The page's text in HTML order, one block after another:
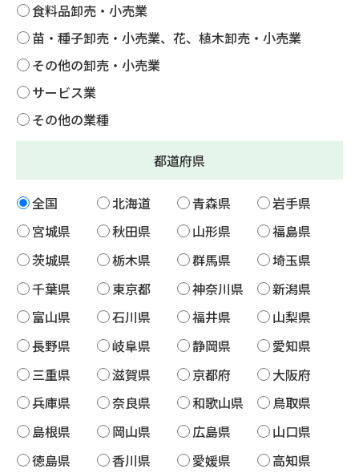
食料品卸売・小売業
苗・種子卸売・小売業、花、植木卸売・小売業
その他の卸売・小売業
サービス業
その他の業種
都道府県
全国 北海道 青森県
岩手県
宮城県
秋田県 山形県
福島県
茨城県
栃木県 群馬県
埼玉県
千葉県
東京都 神奈川県
新潟県
富山県
石川県 福井県
山梨県
長野県
岐阜県 静岡県
愛知県
三重県
滋賀県 京都府
大阪府
兵庫県
奈良県 和歌山県
鳥取県
島根県
岡山県 広島県
山口県
徳島県
香川県 愛媛県
高知県